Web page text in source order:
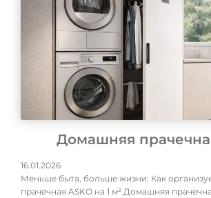
Домашняя
16.01.2026
Меньше быта, больше жизни: Как
прачечная ASKO на 1 м² Домашняя